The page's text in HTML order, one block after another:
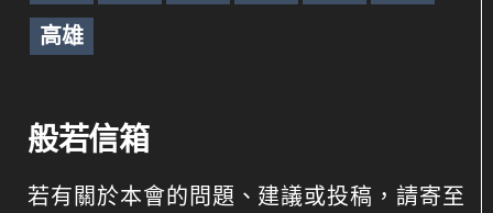
高雄
般若信箱
若有關於本會的問題、建議或投稿，請寄至